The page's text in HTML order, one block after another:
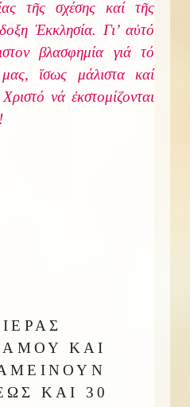
τῆς σχέσης καί τῆς
Ἐκκλησία. Γι’ αὐτό
βλασφημία γιά τό
ἴσως μάλιστα καί
νά ἐκστομίζονται
ΚΑΙ
ΚΑΙ 30